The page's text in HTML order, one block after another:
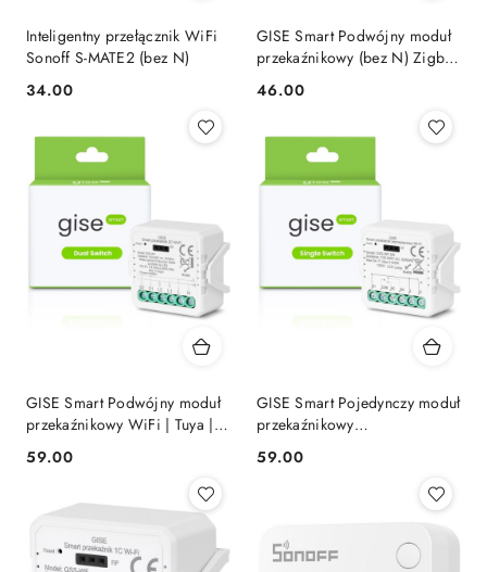
Inteligentny przełącznik WiFi
Sonoff S-MATE2 (bez N)
Cena:
34.00
GISE Smart Podwójny moduł
przekaźnikowy (bez N) Zigbee
| Tuya | GDS-ZB-NN
Cena:
46.00
GISE Smart Podwójny moduł
przekaźnikowy WiFi | Tuya |
Cena:
59.00
GISE Smart Pojedynczy moduł
przekaźnikowy
GSS-WF-DR
Cena:
59.00